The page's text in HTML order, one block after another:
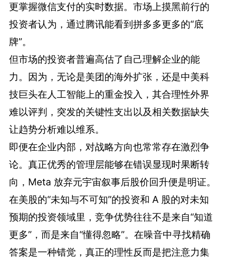
更掌握微信支付的实时数据。市场上摸黑前行的
投资者认为，通过腾讯能看到拼多多更多的“底
牌”。
但市场的投资者普遍高估了自己理解企业的能
力。因为，无论是美团的海外扩张，还是中美科
技巨头在人工智能上的重金投入，其合理性外界
难以评判，突发的关键性支出以及相关数据缺失
让趋势分析难以维系。
即便在企业内部，对战略方向也常常存在激烈争
论。真正优秀的管理层能够在错误显现时果断转
向，Meta 放弃元宇宙叙事后股价回升便是明证。
在美股的“未知与不可知”的投资和 A 股的对未知
预期的投资领域里，竞争优势往往不是来自“知道
更多”，而是来自“懂得忽略”。在噪音中寻找精确
答案是一种错觉，真正的理性反而是把注意力集